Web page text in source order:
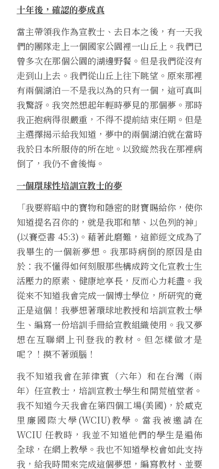
十年後，確認的夢成真
當主帶領我作為宣教士、去日本之後，有一天我
們的團隊走上一個國家公園裡一山丘上。我們已
曾多次在那個公園的湖邊野餐。但是我們從沒有
走到山上去。我們從山丘上往下眺望。原來那裡
有兩個湖泊—不是我以為的只有一個，這可真叫
我驚訝。我突然想起年輕時夢見的那個夢。那時
我正抱病得很嚴重，不得不提前結束任期。但是
主選擇揭示給我知道，夢中的兩個湖泊就在當時
我於日本所服侍的所在地。以致縱然我在那裡病
倒了，我仍不會後悔。
一個環球性培訓宣教士的夢
「我要將暗中的寶物和隱密的財寶賜給你，使你
知道提名召你的，就是我耶和華、以色列的神」
(以賽亞書 45:3)。藉著此磨難，這節經文成為了
我畢生的一個新夢想。我那時病倒的原因是由
於：我不懂得如何刻服那些構成跨文化宣教士生
活壓力的原素、健康地享長，反而心力耗盡。我
從來不知道我會完成一個博士學位，所研究的竟
正是這個！我夢想著環球地教授和培訓宣教士學
生、編寫一份培訓手冊給宣教組織使用。我又夢
想在互聯網上刊登我的教材。但怎樣做才是
呢？！摸不著頭腦！
我不知道我會在菲律賓（六年）和在台灣（兩
年）任宣教士，培訓宣教士學生和開荒植堂者。
我不知道今天我會在第四個工場(美國)，於威克
里廉國際大學(WCIU)教學。當我被邀請在
WCIU 任教時，我並不知道他們的學生是遍佈
全球，在網上教學。我也不知道學校會如此支持
我，給我時間來完成這個夢想，編寫教材、並要